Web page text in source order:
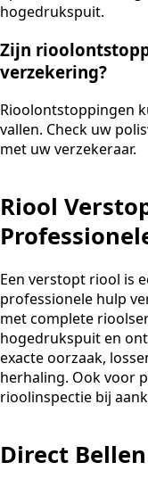
hogedrukspuit.
Zijn
verzekering?
Rioolontstoppingen
vallen. Check uw
met uw verzekeraar.
Riool
Een verstopt riool is
professionele hulp
met complete
hogedrukspuit en
exacte oorzaak,
herhaling. Ook voor
rioolinspectie bij
Direct